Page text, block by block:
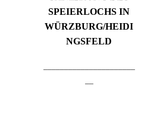
SPEIERLOCHS IN
WÜRZBURG/HEIDI
NGSFELD